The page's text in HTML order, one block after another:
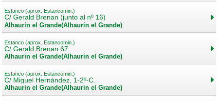
Estanco (aprox. Estancomin.)
C/ Gerald Brenan (junto al nº 16)
Alhaurín el Grande(Alhaurín el Grande)
Estanco (aprox. Estancomin.)
C/ Gerald Brenan 67
Alhaurín el Grande(Alhaurín el Grande)
Estanco (aprox. Estancomin.)
C/ Miguel Hernández, 1-2º-C.
Alhaurín el Grande(Alhaurín el Grande)